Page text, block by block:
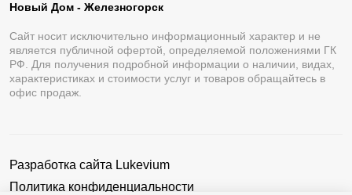
Новый Дом - Железногорск
Сайт носит исключительно информационный характер и не
является публичной офертой, определяемой положениями ГК
РФ. Для получения подробной информации о наличии, видах,
характеристиках и стоимости услуг и товаров обращайтесь в
офис продаж.
Разработка сайта Lukevium
Политика конфиденциальности